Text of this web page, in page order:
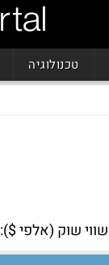
טכנולוגיה
שווי שוק (אלפי $):